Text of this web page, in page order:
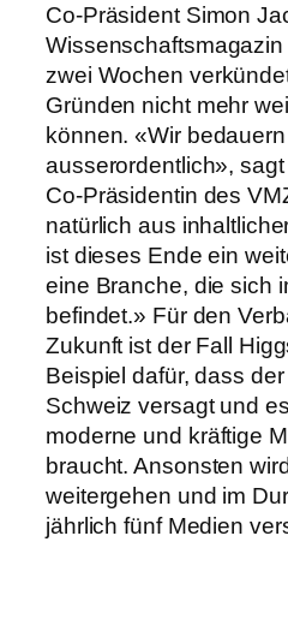
Co-Präsident Simon
zwei Wochen
Gründen nicht mehr
können. «Wir
ausserordentlich»,
Co-Präsidentin des
natürlich aus
ist dieses Ende ein
eine Branche, die sich
befindet.» Für den
Zukunft ist der Fall
Beispiel dafür, dass
Schweiz versagt und
moderne und kräftige
braucht. Ansonsten
weitergehen und im
jährlich fünf Medien